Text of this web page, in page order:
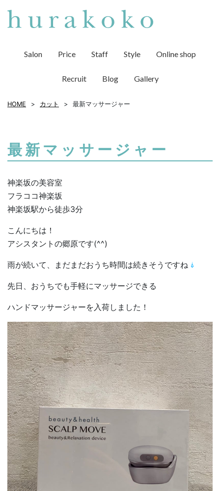
Salon Price Staff Style Online shop
Recruit Blog Gallery
HOME カット 最新マッサージャー
最新マッサージャー
神楽坂の美容室
フラココ神楽坂
神楽坂駅から徒歩3分
こんにちは！
アシスタントの郷原です(^^)
雨が続いて、まだまだおうち時間は続きそうですね
先日、おうちでも手軽にマッサージできる
ハンドマッサージャーを入荷しました！